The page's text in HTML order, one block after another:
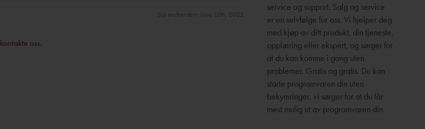
Sist endret den: June 12th, 2023
kontakte oss.
service og support. Salg og service
er en selvfølge for oss. Vi hjelper deg
med kjøp av ditt produkt, din tjeneste,
opplæring eller ekspert, og sørger for
at du kan komme i gang uten
problemer. Gratis og gratis. Du kan
starte programvaren din uten
bekymringer, vi sørger for at du får
mest mulig ut av programvaren din.